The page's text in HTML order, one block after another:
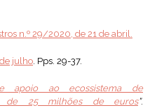
n.º 29/2020, de 21 de abril.
julho. Pps. 29-37.
apoio ao ecossistema de
de 25 milhões de euros”.